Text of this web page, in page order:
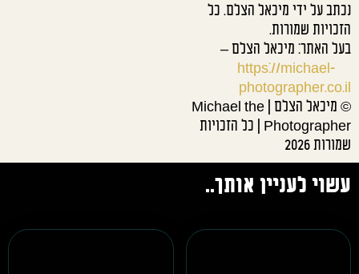
נכתב על ידי מיכאל הצלם. כל
הזכויות שמורות.
בעל האתר: מיכאל הצלם –
https://michael-
photographer.co.il
© מיכאל הצלם | Michael the
Photographer | כל הזכויות
שמורות 2026
עשוי לעניין אותך..